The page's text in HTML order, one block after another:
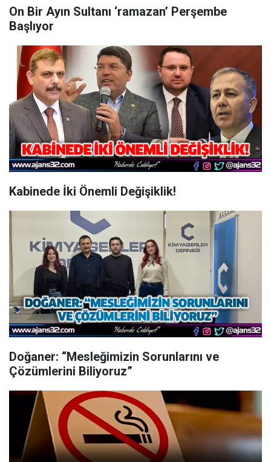
On Bir Ayın Sultanı ‘ramazan’ Perşembe
Başlıyor
Kabinede İki Önemli Değişiklik!
Doğaner: “Mesleğimizin Sorunlarını ve
Çözümlerini Biliyoruz”